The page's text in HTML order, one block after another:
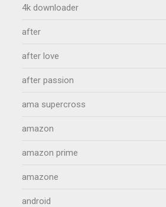
4k downloader
after
after love
after passion
ama supercross
amazon
amazon prime
amazone
android